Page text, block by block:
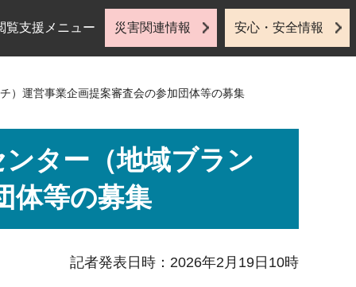
覧支援メニュー 災害関連情報 安心・安全情報
）運営事業企画提案審査会の参加団体等の募集
ター（地域ブラン
体等の募集
記者発表日時：2026年2月19日10時